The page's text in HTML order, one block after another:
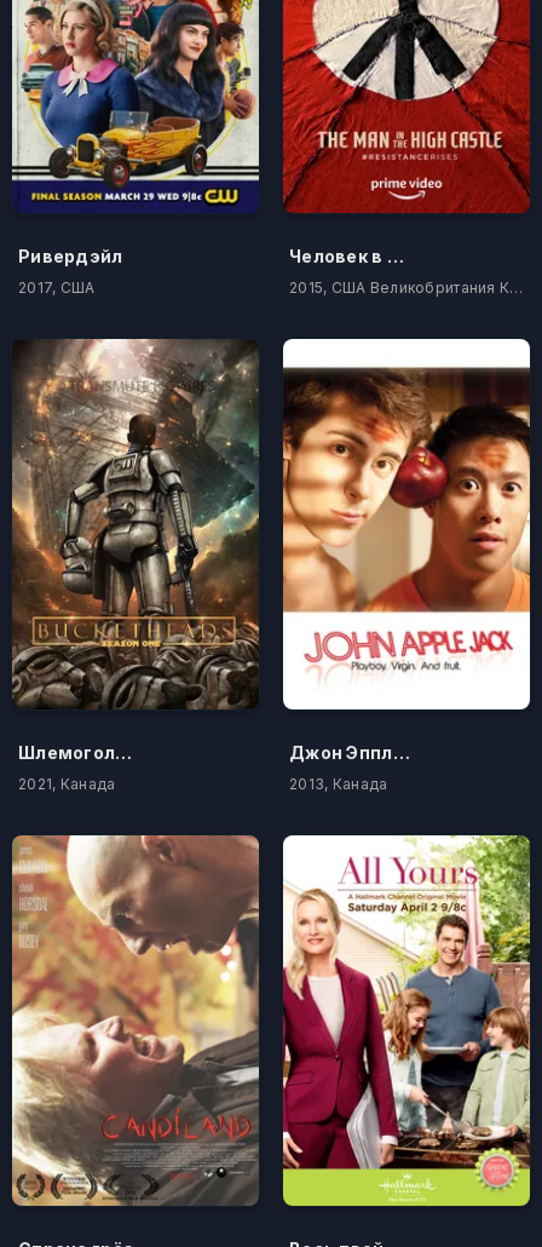
Ривердэйл
2017, США
Человек в высоком замке
2015, США Великобритания Канада
Шлемоголовые
2021, Канада
Джон Эппл Джек
2013, Канада